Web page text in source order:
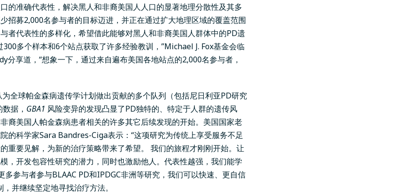
的准确代表性，解决黑人和非裔美国人人口的显著地理分散性及其多
招募2,000名参与者的目标迈进，并正在通过扩大地理区域的覆盖范围
者代表性的多样化，希望借此能够对黑人和非裔美国人群体中的PD遗
多个样本和6个站点获取了许多经验教训，”Michael J. Fox基金会临
分享道，“想象一下，通过来自遍布美国各地站点的2,000名参与者，
全球帕金森病遗传学计划做出贡献的多个队列（包括尼日利亚PD研究
据， GBA1 风险变异的发现凸显了PD独特的、特定于人群的遗传风
裔美国人帕金森病患者相关的许多其它后续发现的开始。美国国家老
的科学家Sara Bandres-Ciga表示：“这项研究为传统上享受服务不足
重要见解，为新的治疗策略带来了希望。 我们的旅程才刚刚开始。让
，开发包容性研究的潜力，同时也激励他人。代表性越强，我们能学
多参与者参与BLAAC PD和IPDGC非洲等研究，我们可以快速、更自信
并继续坚定地寻找治疗方法。